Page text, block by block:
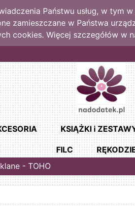
Państwu usług, w
zamieszczane w Państwa
cookies. Więcej szczegółów w
KSIĄŻKI i
FILC
- TOHO